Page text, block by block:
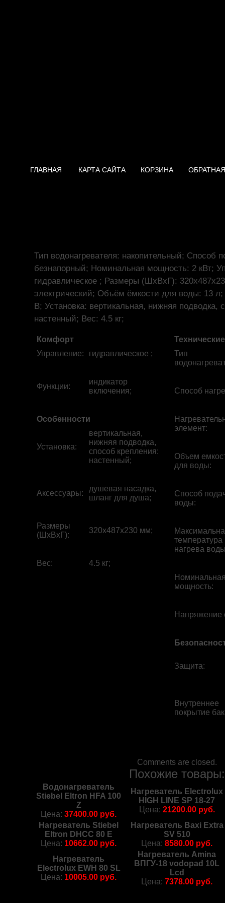
ГЛАВНАЯ КАРТА САЙТА КОРЗИНА
Тип водонагревателя: накопительный; Способ
безнапорный; Номинальная мощность: 2 кВт;
гидравлическое ; Размеры (ШхВхГ):
электрический; Объём ёмкости для воды: 13
В; Установка: вертикальная, нижняя подводка,
настенный; Вес: 4.5 кг;
Комфорт
Управление: гидравлическое ;
Функции:
индикатор
включения;
Особенности
Установка:
вертикальная,
нижняя подводка,
способ крепления:
настенный;
Аксессуары:
душевая насадка,
шланг для душа;
Размеры
(ШхВхГ):
320x487x230 мм;
Вес: 4.5 кг;
Тип
Способ
элемент:
Объем
для воды:
Способ
воды:
температура
нагрева
мощность:
Напряжение
Защита:
Внутреннее
покрытие
Comments are closed.
Похожие товары:
Водонагреватель
Stiebel Eltron HFA 100
Z
Цена:37400.00 руб.
Нагреватель Electrolux
HIGH LINE SP 18-27
Цена: 21200.00 руб.
Нагреватель Stiebel
Eltron DHCC 80 E
Цена: 10662.00 руб.
Нагреватель Baxi Extra
SV 510
Цена:8580.00 руб.
Нагреватель
Electrolux EWH 80 SL
Цена: 10005.00 руб.
Нагреватель Amina
ВПГУ-18 vodopad 10L
Lcd
Цена:7378.00 руб.